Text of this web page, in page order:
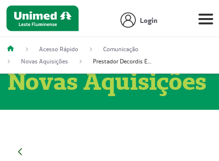
Login
Acesso Rápido
Comunicação
Novas Aquisições
Prestador Decordis Exames Cardiológicos LTDA (51004346-0)
Novas Aquisições